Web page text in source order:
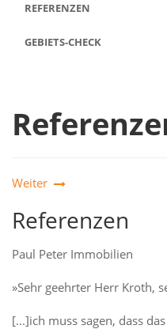
REFERENZEN
GEBIETS-CHECK
Weiter
Referenzen
Paul Peter Immobilien
»Sehr geehrter Herr Kroth,
[...]ich muss sagen, dass